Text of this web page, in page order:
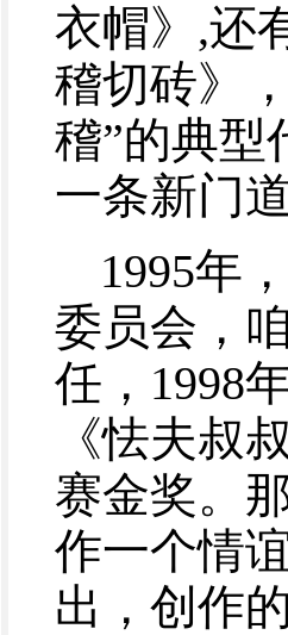
衣帽》,还
稽切砖》
稽”的典型
一条新门
1995年
委员会，
任，1998
《怯夫叔
赛金奖。
作一个情
出，创作